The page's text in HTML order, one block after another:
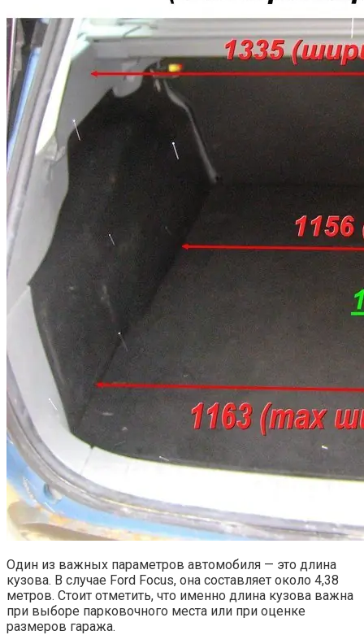
Один из важных параметров автомобиля — это длина
кузова. В случае Ford Focus, она составляет около 4,38
метров. Стоит отметить, что именно длина кузова важна
при выборе парковочного места или при оценке
размеров гаража.